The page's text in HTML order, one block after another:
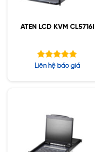
ATEN LCD KVM CL5716I
Được xếp
Liên hệ báo giá